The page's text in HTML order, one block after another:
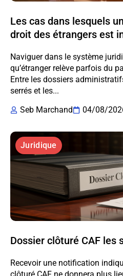
Les cas dans lesquels
droit des étrangers est
Naviguer dans le système
qu’étranger relève parfois du
Entre les dossiers
serrés et les...
Seb Marchand
04/08/
Juridique
Dossier clôturé CAF les
Recevoir une notification